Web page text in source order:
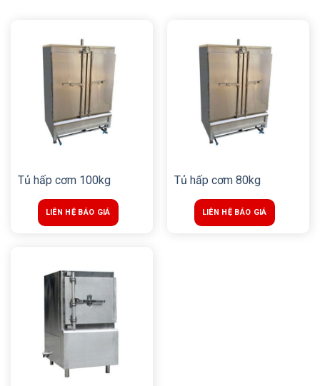
Tủ hấp cơm 100kg
LIÊN HỆ BÁO GIÁ
Tủ hấp cơm 80kg
LIÊN HỆ BÁO GIÁ